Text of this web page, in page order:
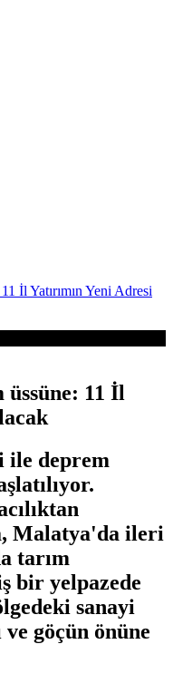
İl Yatırımın Yeni Adresi
üssüne: 11 İl
ile deprem
Malatya'da ileri
tarım
bir yelpazede
sanayi
göçün önüne